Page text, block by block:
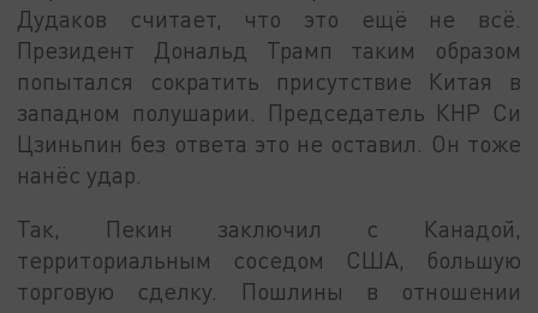
Дудаков считает, что это ещё не всё.
Президент Дональд Трамп таким образом
попытался сократить присутствие Китая в
западном полушарии. Председатель КНР Си
Цзиньпин без ответа это не оставил. Он тоже
нанёс удар.
Так, Пекин заключил с Канадой,
территориальным соседом США, большую
торговую сделку. Пошлины в отношении